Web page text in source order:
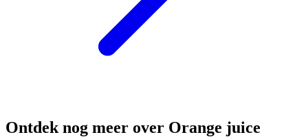
Ontdek nog meer over Orange juice